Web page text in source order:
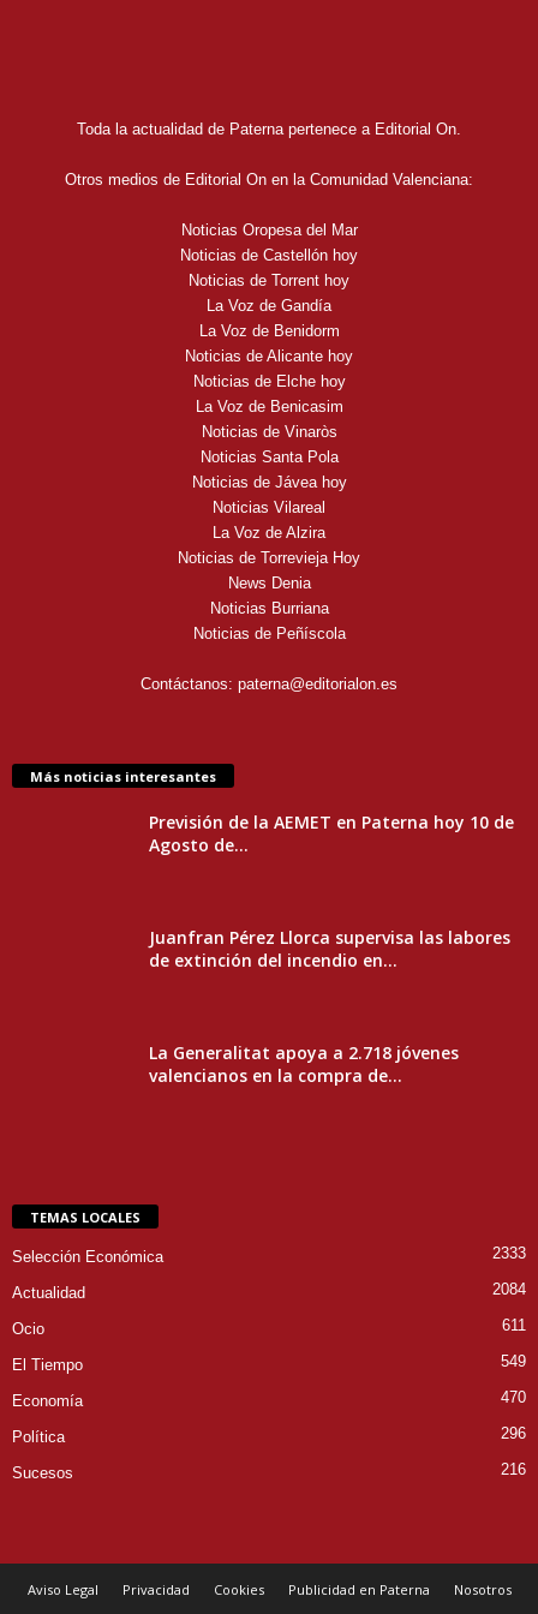
Toda la actualidad de Paterna pertenece a Editorial On.
Otros medios de Editorial On en la Comunidad Valenciana:
Noticias Oropesa del Mar
Noticias de Castellón hoy
Noticias de Torrent hoy
La Voz de Gandía
La Voz de Benidorm
Noticias de Alicante hoy
Noticias de Elche hoy
La Voz de Benicasim
Noticias de Vinaròs
Noticias Santa Pola
Noticias de Jávea hoy
Noticias Vilareal
La Voz de Alzira
Noticias de Torrevieja Hoy
News Denia
Noticias Burriana
Noticias de Peñíscola
Contáctanos: paterna@editorialon.es
Más noticias interesantes
Previsión de la AEMET en Paterna hoy 10 de
Agosto de...
Juanfran Pérez Llorca supervisa las labores
de extinción del incendio en...
La Generalitat apoya a 2.718 jóvenes
valencianos en la compra de...
TEMAS LOCALES
Selección Económica 2333
Actualidad 2084
Ocio 611
El Tiempo 549
Economía 470
Política 296
Sucesos 216
Aviso Legal Privacidad Cookies Publicidad en Paterna Nosotros